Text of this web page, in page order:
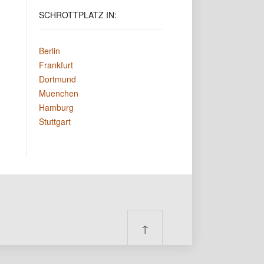
SCHROTTPLATZ IN:
Berlin
Frankfurt
Dortmund
Muenchen
Hamburg
Stuttgart
↑